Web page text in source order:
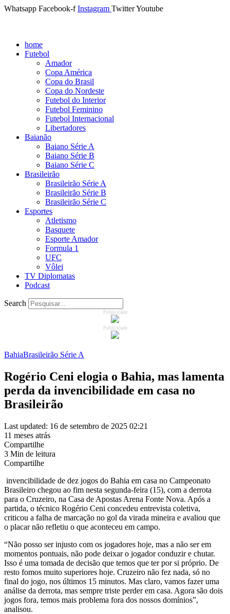
Whatsapp Facebook-f Instagram TwitterYoutube
home
Futebol
Amador
Copa América
Copa do Brasil
Copa do Nordeste
Futebol do Interior
Futebol Feminino
Futebol Internacional
Libertadores
Baianão
Baiano Série A
Baiano Série B
Baiano Série C
Brasileirão
Brasileirão Série A
Brasileirão Série B
Brasileirão Série C
Esportes
Atletismo
Basquete
Esporte Amador
Formula 1
UFC
Vôlei
TV Diplomatas
Podcast
Search
Publicidade
Publicidade
BahiaBrasileirão Série A
Rogério Ceni elogia o Bahia, mas lamenta
perda da invencibilidade em casa no
Brasileirão
Last updated: 16 de setembro de 2025 02:21
11 meses atrás
Compartilhe
3 Min de leitura
Compartilhe
invencibilidade de dez jogos do Bahia em casa no Campeonato
Brasileiro chegou ao fim nesta segunda-feira (15), com a derrota
para o Cruzeiro, na Casa de Apostas Arena Fonte Nova. Após a
partida, o técnico Rogério Ceni concedeu entrevista coletiva,
criticou a falha de marcação no gol da virada mineira e avaliou que
o placar não refletiu o que aconteceu em campo.
“Não posso ser injusto com os jogadores hoje, mas a não ser em
momentos pontuais, não pode deixar o jogador conduzir e chutar.
Isso é uma tomada de decisão que temos que ter por si próprio. De
resto fomos muito superiores hoje. Cruzeiro não fez nada, só no
final do jogo, nos últimos 15 minutos. Mas claro, vamos fazer uma
análise da derrota, mas sempre triste perder em casa. Agora são dois
jogos fora, temos mais problema fora dos nossos domínios”,
analisou.